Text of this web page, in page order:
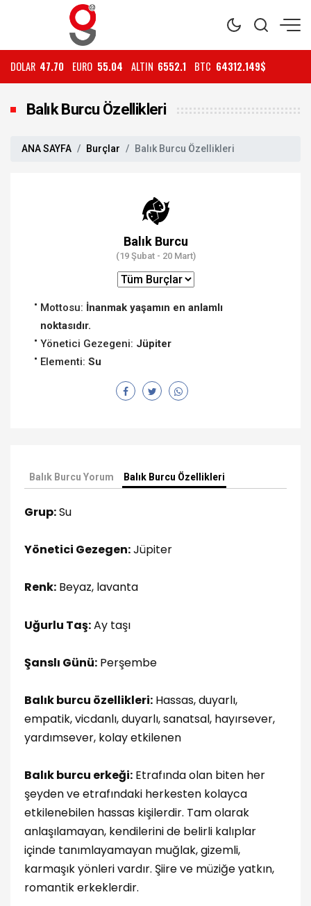
DOLAR 47.70 EURO 55.04 ALTIN 6552.1 BTC 64312.149$
Balık Burcu Özellikleri
ANA SAYFA Burçlar Balık Burcu Özellikleri
Balık Burcu
(19 Şubat - 20 Mart)
Mottosu: İnanmak yaşamın en anlamlı
noktasıdır.
Yönetici Gezegeni: Jüpiter
Elementi: Su
Balık Burcu Yorum Balık Burcu Özellikleri
Grup:Su
Yönetici Gezegen:Jüpiter
Renk: Beyaz, lavanta
Uğurlu Taş:Ay taşı
Şanslı Günü: Perşembe
Balık burcu özellikleri: Hassas, duyarlı,
empatik, vicdanlı, duyarlı, sanatsal, hayırsever,
yardımsever, kolay etkilenen
Balık burcu erkeği: Etrafında olan biten her
şeyden ve etrafındaki herkesten kolayca
etkilenebilen hassas kişilerdir. Tam olarak
anlaşılamayan, kendilerini de belirli kalıplar
içinde tanımlayamayan muğlak, gizemli,
karmaşık yönleri vardır. Şiire ve müziğe yatkın,
romantik erkeklerdir.